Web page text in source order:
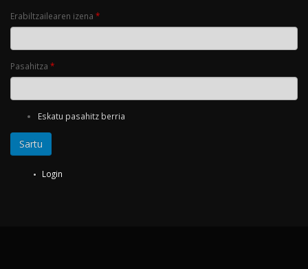
Erabiltzailearen izena *
Pasahitza *
Eskatu pasahitz berria
Login